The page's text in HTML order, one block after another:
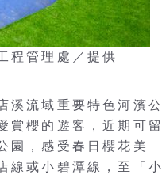
程管理處／提供
溪流域重要特色河濱公
賞櫻的遊客，近期可留
園，感受春日櫻花美
線或小碧潭線，至「小